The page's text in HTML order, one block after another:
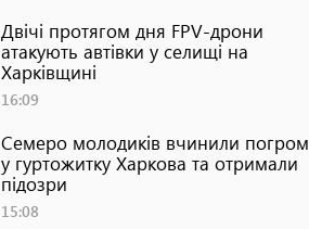
Двічі протягом дня FPV-дрони
атакують автівки у селищі на
Харківщині
16:09
Семеро молодиків вчинили погром
у гуртожитку Харкова та отримали
підозри
15:08